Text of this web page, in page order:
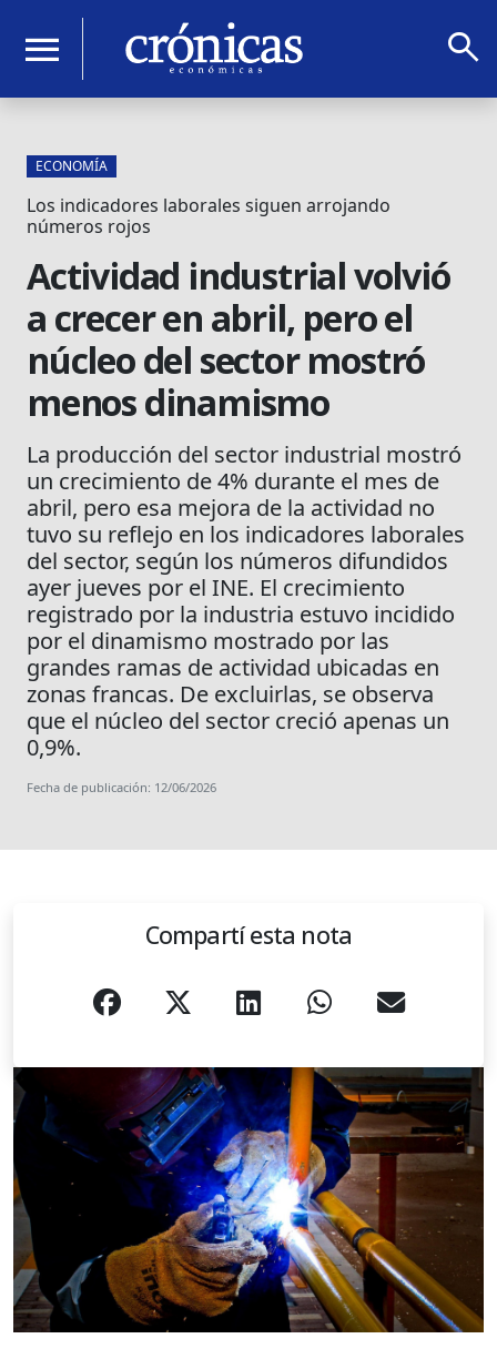
menu search
ECONOMÍA
Los indicadores laborales siguen arrojando
números rojos
Actividad industrial volvió
a crecer en abril, pero el
núcleo del sector mostró
menos dinamismo
La producción del sector industrial mostró
un crecimiento de 4% durante el mes de
abril, pero esa mejora de la actividad no
tuvo su reflejo en los indicadores laborales
del sector, según los números difundidos
ayer jueves por el INE. El crecimiento
registrado por la industria estuvo incidido
por el dinamismo mostrado por las
grandes ramas de actividad ubicadas en
zonas francas. De excluirlas, se observa
que el núcleo del sector creció apenas un
0,9%.
Fecha de publicación: 12/06/2026
Compartí esta nota